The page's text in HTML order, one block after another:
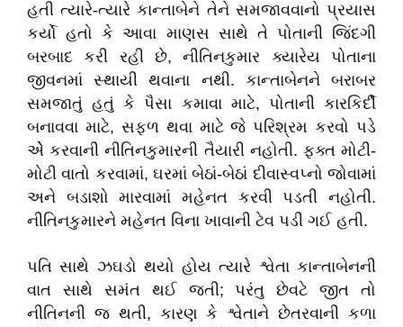
હતી ત્યારે-ત્યારે કાન્તાબેને તેને સમજાવવાનો પ્રયાસ
કર્યો હતો કે આવા માણસ સાથે તે પોતાની જિંદગી
બરબાદ કરી રહી છે, નીતિનકુમાર ક્યારેય પોતાના
જીવનમાં સ્થાયી થવાના નથી. કાન્તાબેનને બરાબર
સમજાતું હતું કે પૈસા કમાવા માટે, પોતાની કારકિર્દી
બનાવવા માટે, સફળ થવા માટે જે પરિશ્રમ કરવો પડે
એે કરવાની નીતિનકુમારની તૈયારી નહોતી. ફક્ત મોટી-
મોટી વાતો કરવામાં, ઘરમાં બેઠાં-બેઠાં દીવાસ્વપ્નો જોવામાં
અને બડાશો મારવામાં મહેનત કરવી પડતી નહોતી.
નીતિનકુમારને મહેનત વિના ખાવાની ટેવ પડી ગઈ હતી.
પતિ સાથે ઝઘડો થયો હોય ત્યારે શ્વેતા કાન્તાબેનની
વાત સાથે સમંત થઈ જતી; પરંતુ છેવટે જીત તો
નીતિનની જ થતી, કારણ કે શ્વેતાને છેતરવાની કળા